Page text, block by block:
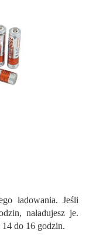
ładowania. Jeśli
naładujesz je.
14 do 16 godzin.